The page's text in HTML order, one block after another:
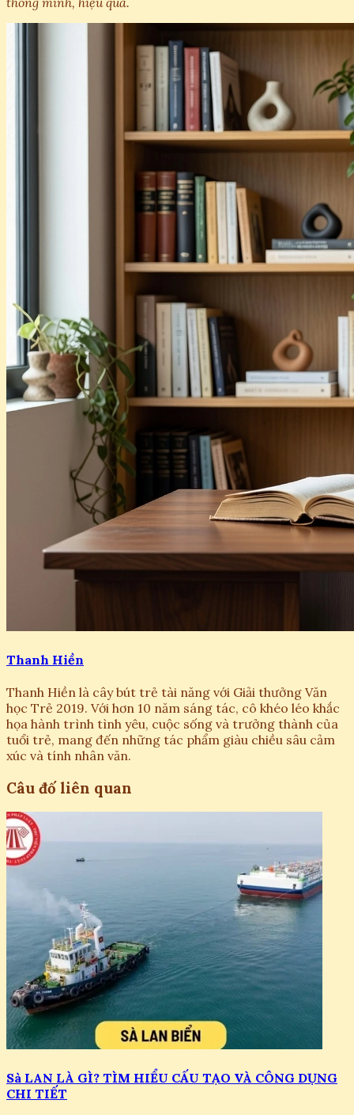
Thanh Hiền
Thanh Hiền là cây bút trẻ tài năng với Giải thưởng Văn
học Trẻ 2019. Với hơn 10 năm sáng tác, cô khéo léo khắc
họa hành trình tình yêu, cuộc sống và trưởng thành của
tuổi trẻ, mang đến những tác phẩm giàu chiều sâu cảm
xúc và tính nhân văn.
Câu đố liên quan
Sà LAN LÀ GÌ? TÌM HIỂU CẤU TẠO VÀ CÔNG DỤNG
CHI TIẾT